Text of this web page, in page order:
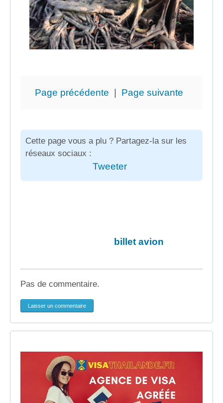
Page précédente | Page suivante
Cette page vous a plu ? Partagez-la sur les
réseaux sociaux :
Tweeter
billet avion
Pas de commentaire.
Laisser un commentaire